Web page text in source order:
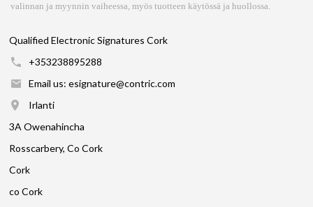
valinnan ja myynnin vaiheessa, myös tuotteen käytössä ja huollossa.
Qualified Electronic Signatures Cork
+353238895288
Email us: esignature@contric.com
Irlanti
3A Owenahincha
Rosscarbery, Co Cork
Cork
co Cork